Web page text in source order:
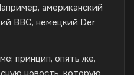
американский
BBC, немецкий Der
принцип, опять же,